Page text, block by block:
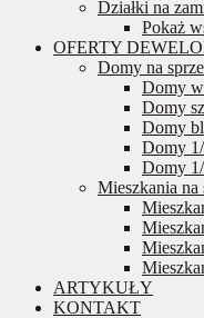
Działki na
Pokaż
OFERTY
Domy na
Domy
Domy
Domy
Domy
Domy
Mieszkania na
ARTYKUŁY
KONTAKT